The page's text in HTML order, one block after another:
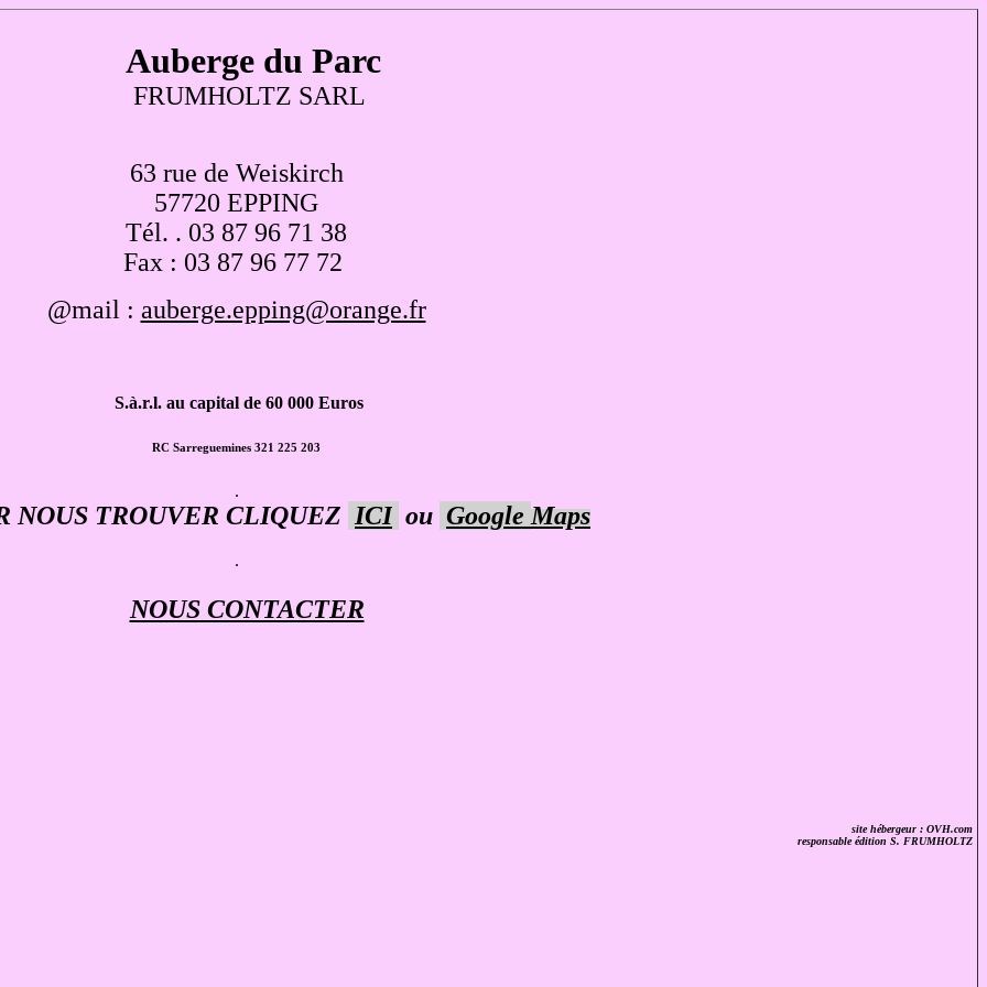
Auberge du Parc
FRUMHOLTZ SARL
63 rue de Weiskirch
57720 EPPING
Tél. . 03 87 96 71 38
Fax : 03 87 96 77 72
@mail : auberge.epping@orange.fr
S.à.r.l. au capital de 60 000 Euros
RC Sarreguemines 321 225 203
.
NOUS TROUVER CLIQUEZ ICI ou Google Maps
.
NOUS CONTACTER
site hébergeur : OVH.com
responsable édition S. FRUMHOLTZ